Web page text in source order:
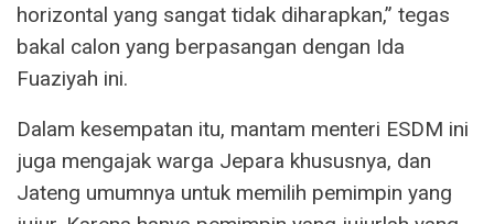
horizontal yang sangat tidak diharapkan,” tegas
bakal calon yang berpasangan dengan Ida
Fuaziyah ini.
Dalam kesempatan itu, mantam menteri ESDM ini
juga mengajak warga Jepara khususnya, dan
Jateng umumnya untuk memilih pemimpin yang